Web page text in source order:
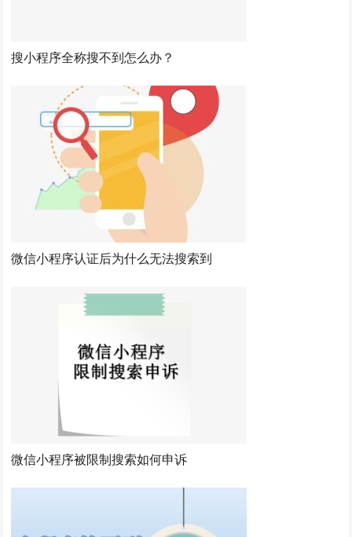
搜小程序全称搜不到怎么办？
微信小程序认证后为什么无法搜索到
微信小程序被限制搜索如何申诉